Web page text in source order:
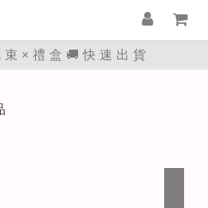
×禮盒🚚快速出貨